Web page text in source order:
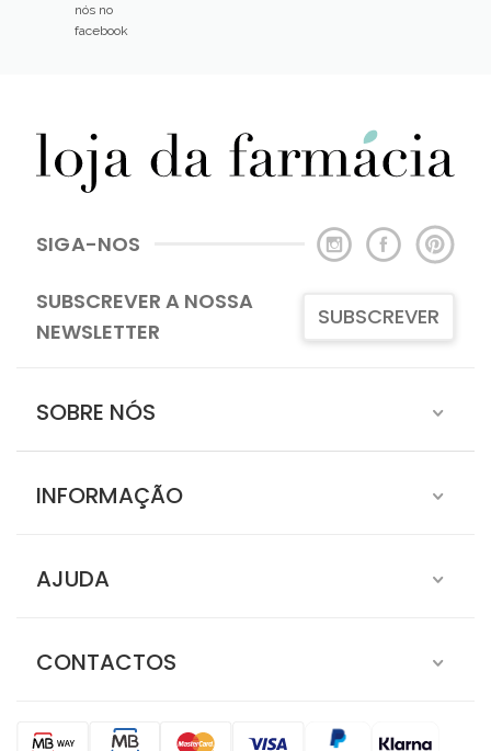
nós no
facebook
SIGA-NOS
SUBSCREVER A NOSSA
NEWSLETTER
SUBSCREVER
SOBRE NÓS
INFORMAÇÃO
AJUDA
CONTACTOS